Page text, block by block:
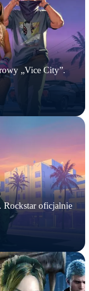
„Vice City”.
Rockstar oficjalnie